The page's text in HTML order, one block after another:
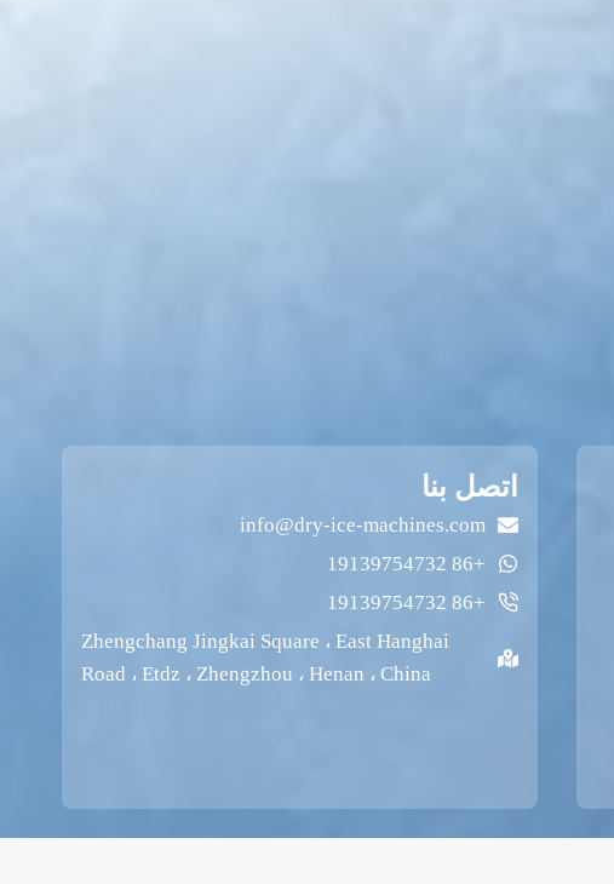
اتصل بنا
info@dry-ice-machines.com
+86 19139754732
+86 19139754732
Zhengchang Jingkai Square ، East Hanghai
Road ، Etdz ، Zhengzhou ، Henan ، China